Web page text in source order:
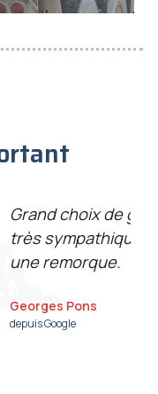
accueil
rapide sur